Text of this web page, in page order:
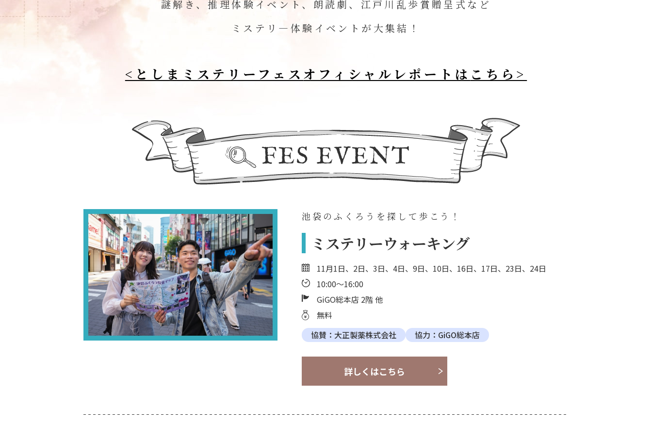
謎解き、推理体験イベント、朗読劇、江戸川乱歩賞贈呈式など
ミステリ―体験イベントが大集結！
<としまミステリーフェス オフィシャルレポートは こちら>
池袋のふくろうを探して歩こう！
ミステリーウォーキング
11月1日、2日、3日、4日、9日、10日、16日、17日、23日、24日
10:00〜16:00
GiGO総本店 2階 他
無料
協賛：大正製薬株式会社
協力：GiGO総本店
詳しくはこちら